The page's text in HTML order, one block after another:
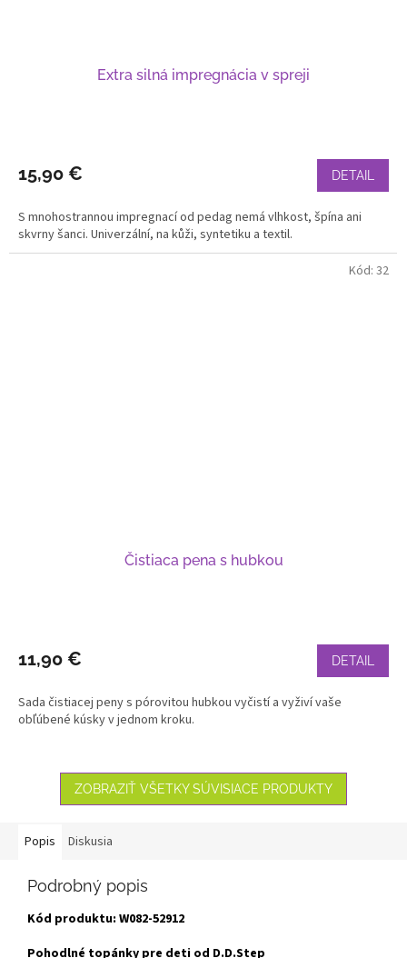
Extra silná impregnácia v spreji
15,90 € DETAIL
S mnohostrannou impregnací od pedag nemá vlhkost, špína ani
skvrny šanci. Univerzální, na kůži, syntetiku a textil.
Čistiaca pena s hubkou
11,90 € DETAIL
Sada čistiacej peny s pórovitou hubkou vyčistí a vyživí vaše
obľúbené kúsky v jednom kroku.
Kód: 32
ZOBRAZIŤ VŠETKY SÚVISIACE PRODUKTY
Popis Diskusia
Podrobný popis
Kód produktu: W082-52912
Pohodlné topánky pre deti od D.D.Step